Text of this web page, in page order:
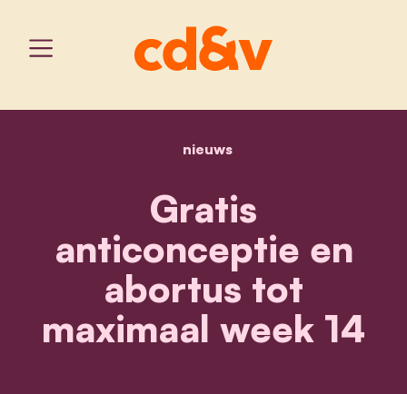
home
nieuwsgratis anticonceptie en
Gratis
anticonceptie en
abortus tot
maximaal week 14